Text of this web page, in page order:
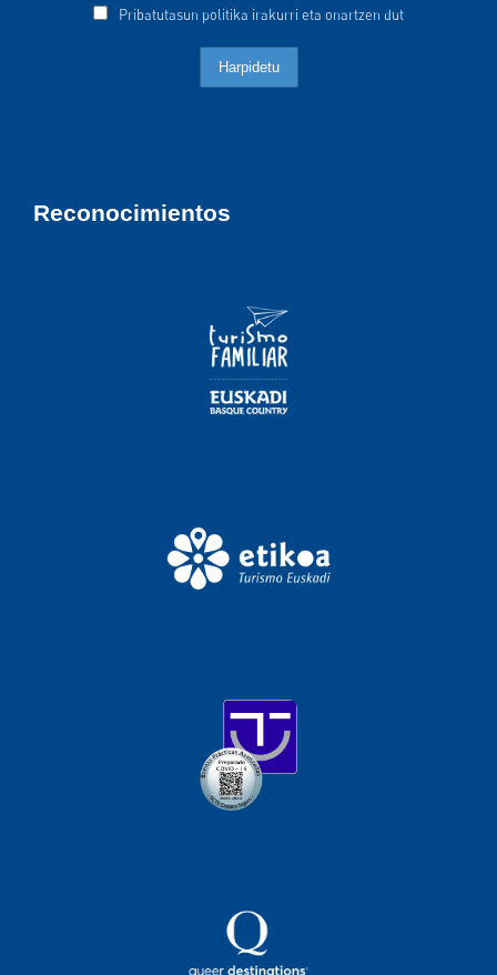
Pribatutasun politika irakurri eta onartzen dut
Reconocimientos